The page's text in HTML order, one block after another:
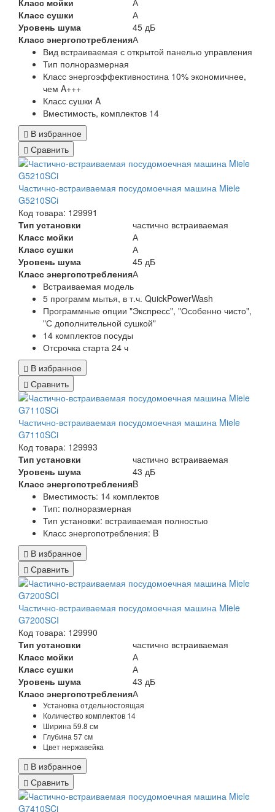
Класс мойки
А
Класс сушки
А
Уровень шума
45 дБ
Класс энергопотребленияА
Вид встраиваемая с открытой панелью управления
Тип полноразмерная
Класс энергоэффективностина 10% экономичнее,
чем A+++
Класс сушки A
Вместимость, комплектов 14
В избранное
Сравнить
Частично-встраиваемая посудомоечная машина Miele
G5210SCi
Код товара: 129991
Тип установки
частично встраиваемая
Класс мойки
А
Класс сушки
А
Уровень шума
45 дБ
Класс энергопотребленияА
Встраиваемая модель
5 программ мытья, в т.ч. QuickPowerWash
Программные опции "Экспресс", "Особенно чисто",
"С дополнительной сушкой"
14 комплектов посуды
Отсрочка старта 24 ч
В избранное
Сравнить
Частично-встраиваемая посудомоечная машина Miele
G7110SCi
Код товара: 129993
Тип установки
частично встраиваемая
Уровень шума
43 дБ
Класс энергопотребленияB
Вместимость: 14 комплектов
Тип: полноразмерная
Тип установки: встраиваемая полностью
Класс энергопотребления: B
В избранное
Сравнить
Частично-встраиваемая посудомоечная машина Miele
G7200SCI
Код товара: 129990
Тип установки
частично встраиваемая
Класс мойки
А
Класс сушки
А
Уровень шума
43 дБ
Класс энергопотребленияА
Установка отдельностоящая
Количество комплектов 14
Ширина 59.8 см
Глубина 57 см
Цветнержавейка
В избранное
Сравнить